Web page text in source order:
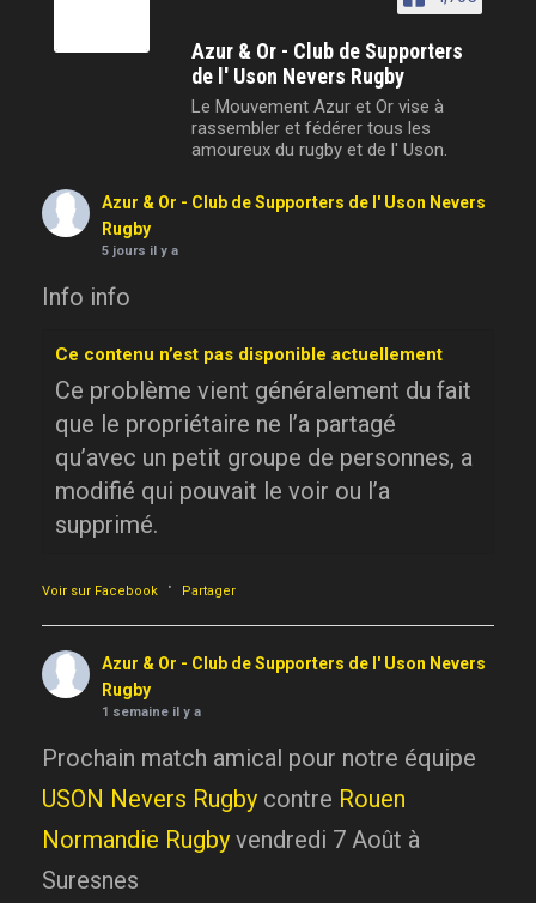
Azur & Or - Club de Supporters
de l' Uson Nevers Rugby
Le Mouvement Azur et Or vise à
rassembler et fédérer tous les
amoureux du rugby et de l' Uson.
Azur & Or - Club de Supporters de l' Uson Nevers
Rugby
5 jours il y a
Info info
Ce contenu n’est pas disponible actuellement
Ce problème vient généralement du fait
que le propriétaire ne l’a partagé
qu’avec un petit groupe de personnes, a
modifié qui pouvait le voir ou l’a
supprimé.
Voir sur Facebook · Partager
Azur & Or - Club de Supporters de l' Uson Nevers
Rugby
1 semaine il y a
Prochain match amical pour notre équipe
USON Nevers Rugby contre Rouen
Normandie Rugby vendredi 7 Août à
Suresnes